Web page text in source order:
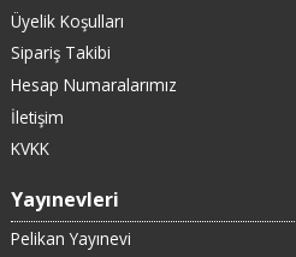
Üyelik Koşulları
Sipariş Takibi
Hesap Numaralarımız
İletişim
KVKK
Yayınevleri
Pelikan Yayınevi